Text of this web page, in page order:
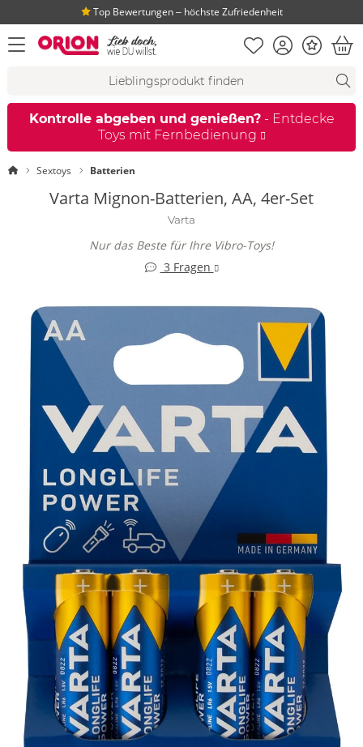
Top Bewertungen ‒ höchste Zufriedenheit
Menü öffnen Merkliste
KontoBonus
Kontrolle abgeben und genießen?- Entdecke
Toys mit Fernbedienung
Startseite
Sextoys Batterien
Varta Mignon-Batterien, AA, 4er-Set
Varta
Nur das Beste für Ihre Vibro-Toys!
3 Fragen